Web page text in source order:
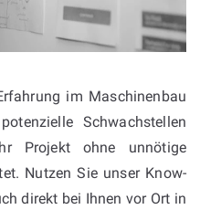
im Maschinenbau
Schwachstellen
Projekt ohne unnötige
Nutzen Sie unser Know-
direkt bei Ihnen vor Ort in